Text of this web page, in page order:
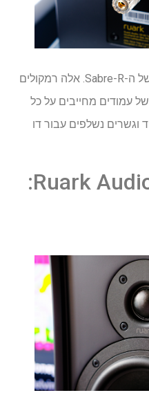
אין הרבה מה לומר על הקישוריות של ה-Sabre-R. אלה רמקולים
עמודים מחייבים על כל
וגשרים נשלפים עבור דו
סקירת Ruark Audio Sabre-R: